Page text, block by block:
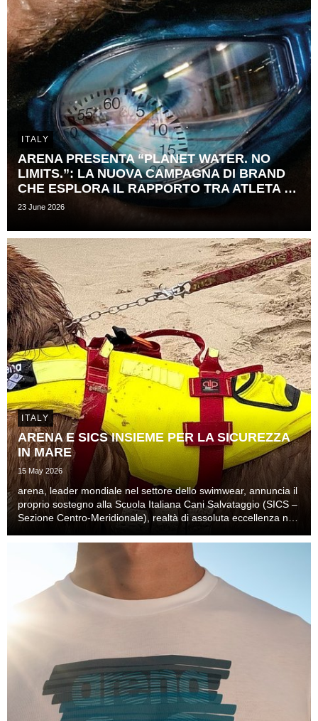
ITALY
ARENA PRESENTA “PLANET WATER. NO
LIMITS.”: LA NUOVA CAMPAGNA DI BRAND
CHE ESPLORA IL RAPPORTO TRA ATLETA E ​
TEMPO
23 June 2026
ITALY
ARENA E SICS INSIEME PER LA SICUREZZA
IN MARE
15 May 2026
arena, leader mondiale nel settore dello swimwear, annuncia il
proprio sostegno alla Scuola Italiana Cani Salvataggio (SICS –
Sezione Centro-Meridionale), realtà di assoluta eccellenza nel